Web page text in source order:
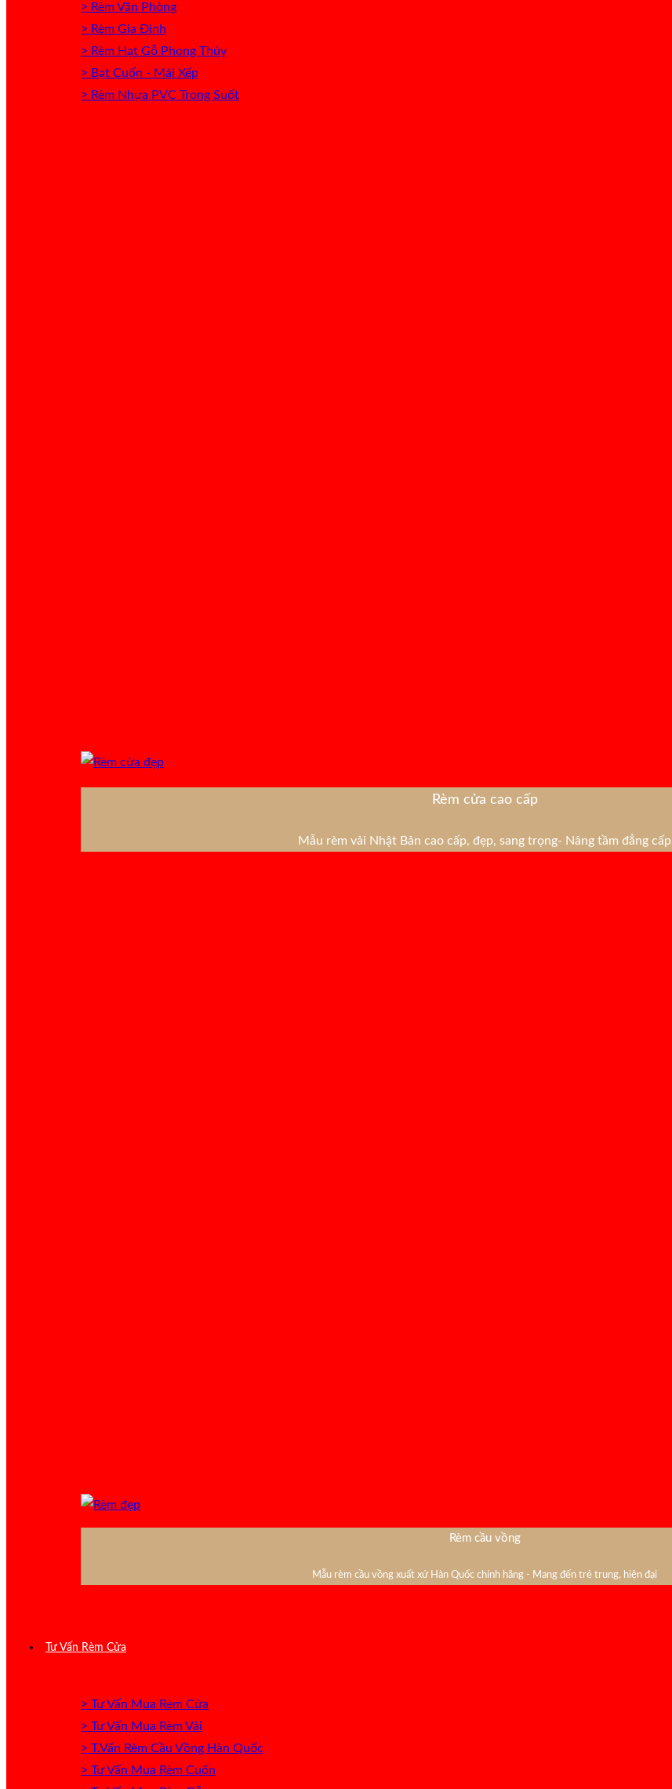
> Rèm Văn Phòng
> Rèm Gia Đình
> Rèm Hạt Gỗ Phong Thủy
> Bạt Cuốn - Mái Xếp
> Rèm Nhựa PVC Trong Suốt
Rèm cửa cao cấp
Mẫu rèm vải Nhật Bản cao cấp, đẹp, sang trọng- Nâng tầm đẳng cấp
Rèm cầu vồng
Mẫu rèm cầu vồng xuất xứ Hàn Quốc chính hãng - Mang đến trẻ trung, hiện đại
Tư Vấn Rèm Cửa
> Tư Vấn Mua Rèm Cửa
> Tư Vấn Mua Rèm Vải
> T.Vấn Rèm Cầu Vồng Hàn Quốc
> Tư Vấn Mua Rèm Cuốn